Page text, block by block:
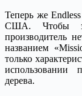
Теперь же
США. Чтобы
производитель
названием
только
использовании
дерева.